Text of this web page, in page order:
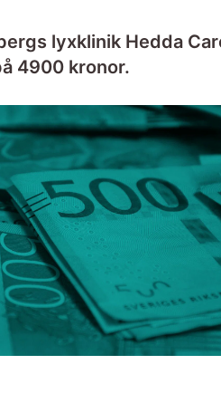
lyxklinik Hedda
4900 kronor.